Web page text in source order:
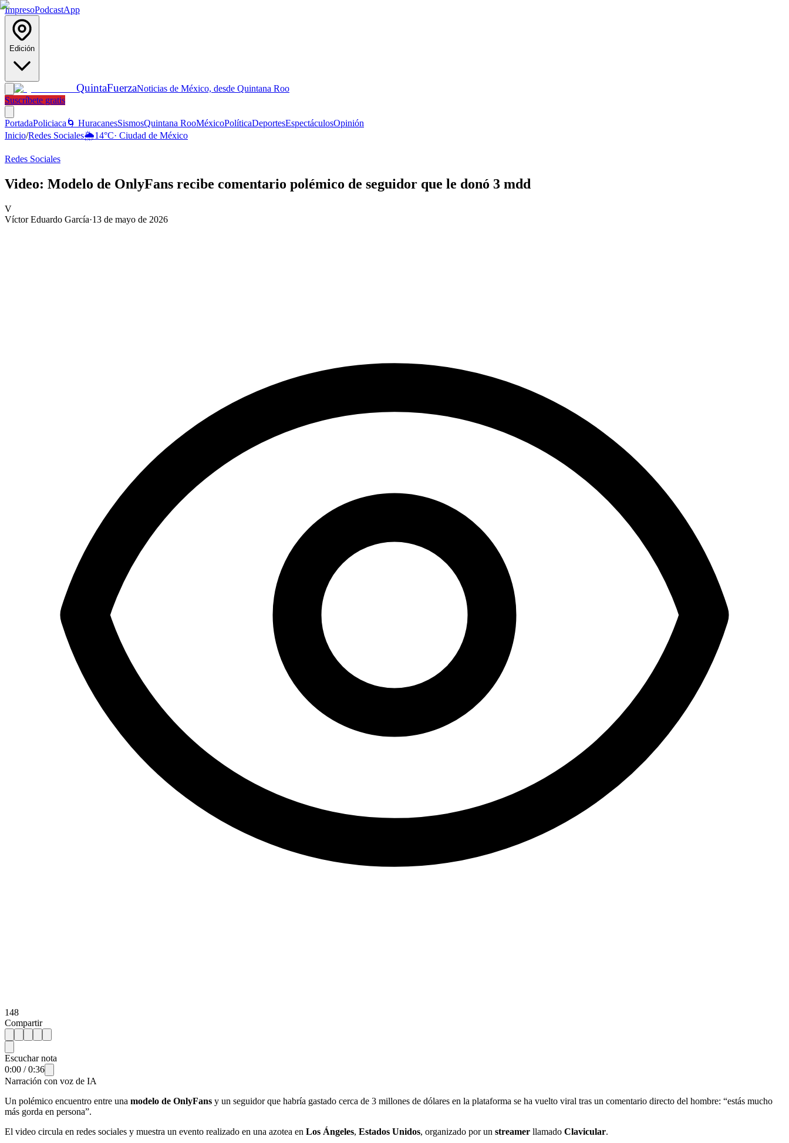
ImpresoPodcastApp
Edición
QuintaFuerzaNoticias de México, desde Quintana Roo
Suscríbete gratis
PortadaPoliciaca 🌀 HuracanesSismosQuintana RooMéxicoPolíticaDeportesEspectáculosOpinión
Inicio/Redes Sociales🌦️14°C· Ciudad de México
Redes Sociales
Video: Modelo de OnlyFans recibe comentario polémico de seguidor que le donó 3 mdd
V
Víctor Eduardo García·13 de mayo de 2026
148
Compartir
Escuchar nota
0:00 /0:36
Narración con voz de IA
Un polémico encuentro entre una modelo de OnlyFans y un seguidor que habría gastado cerca de 3 millones de dólares en la plataforma se ha vuelto viral tras un comentario directo del hombre: “estás mucho
más gorda en persona”.
El video circula en redes sociales y muestra un evento realizado en una azotea en Los Ángeles, Estados Unidos, organizado por un streamer llamado Clavicular.